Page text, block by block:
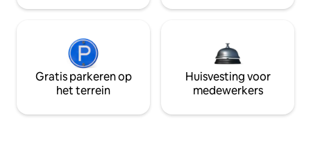
Gratis parkeren op
het terrein
Huisvesting voor
medewerkers